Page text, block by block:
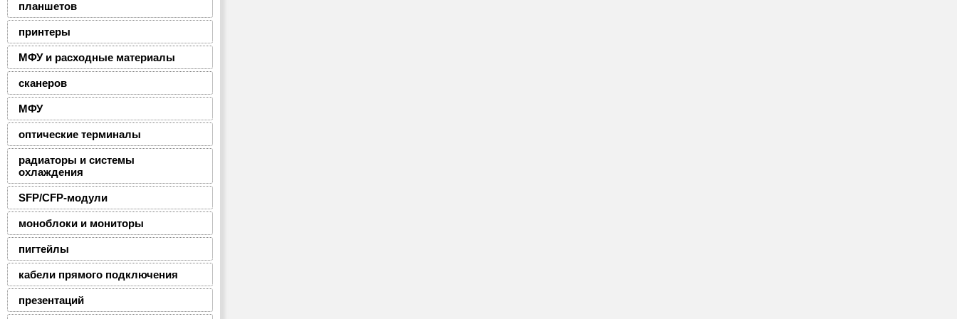
планшетов
принтеры
МФУ и расходные материалы
сканеров
МФУ
оптические терминалы
радиаторы и системы
охлаждения
SFP/CFP-модули
моноблоки и мониторы
пигтейлы
кабели прямого подключения
презентаций